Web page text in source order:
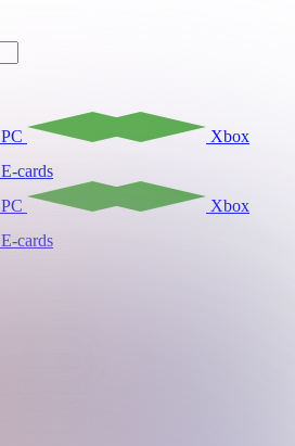
PC
Xbox
E-cards
PC
Xbox
E-cards